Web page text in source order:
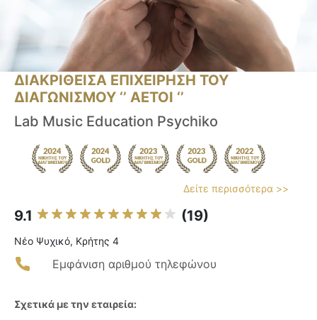
ΔΙΑΚΡΙΘΕΙΣΑ ΕΠΙΧΕΙΡΗΣΗ ΤΟΥ
ΔΙΑΓΩΝΙΣΜΟΥ ‘’ ΑΕΤΟΙ ‘’
Lab Music Education Psychiko
Δείτε περισσότερα >>
9.1 (19)
Νέο Ψυχικό, Κρήτης 4
Εμφάνιση αριθμού τηλεφώνου
Σχετικά με την εταιρεία: